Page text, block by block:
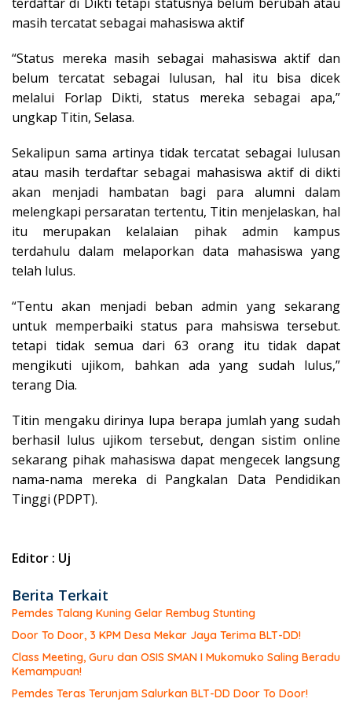
masih tercatat sebagai mahasiswa aktif
“Status mereka masih sebagai mahasiswa aktif dan
belum tercatat sebagai lulusan, hal itu bisa dicek
melalui Forlap Dikti, status mereka sebagai apa,”
ungkap Titin, Selasa.
Sekalipun sama artinya tidak tercatat sebagai lulusan
atau masih terdaftar sebagai mahasiswa aktif di dikti
akan menjadi hambatan bagi para alumni dalam
melengkapi persaratan tertentu, Titin menjelaskan, hal
itu merupakan kelalaian pihak admin kampus
terdahulu dalam melaporkan data mahasiswa yang
telah lulus.
“Tentu akan menjadi beban admin yang sekarang
untuk memperbaiki status para mahsiswa tersebut.
tetapi tidak semua dari 63 orang itu tidak dapat
mengikuti ujikom, bahkan ada yang sudah lulus,”
terang Dia.
Titin mengaku dirinya lupa berapa jumlah yang sudah
berhasil lulus ujikom tersebut, dengan sistim online
sekarang pihak mahasiswa dapat mengecek langsung
nama-nama mereka di Pangkalan Data Pendidikan
Tinggi (PDPT).
Editor : Uj
Berita Terkait
Pemdes Talang Kuning Gelar Rembug Stunting
Door To Door, 3 KPM Desa Mekar Jaya Terima BLT-DD!
Class Meeting, Guru dan OSIS SMAN I Mukomuko Saling Beradu
Kemampuan!
Pemdes Teras Terunjam Salurkan BLT-DD Door To Door!